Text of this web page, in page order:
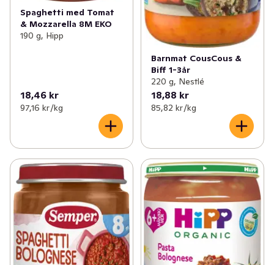
Spaghetti med Tomat
& Mozzarella 8M EKO
190 g, Hipp
18,46 kr
97,16 kr /kg
Barnmat CousCous &
Biff 1-3år
220 g, Nestlé
18,88 kr
85,82 kr /kg